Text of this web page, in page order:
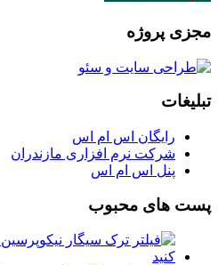
مجزی پروژه
تبلیغات
رایگان اس ام اس
شرکت نرم افزاری مازندران
پنل اس ام اس
پست های محبوب